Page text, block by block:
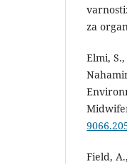
za
Elmi,
Field,